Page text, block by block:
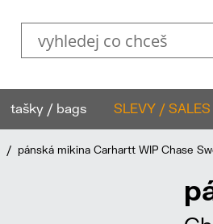
tašky / bags SLEVY / SALES
/ pánská mikina Carhartt WIP Chase